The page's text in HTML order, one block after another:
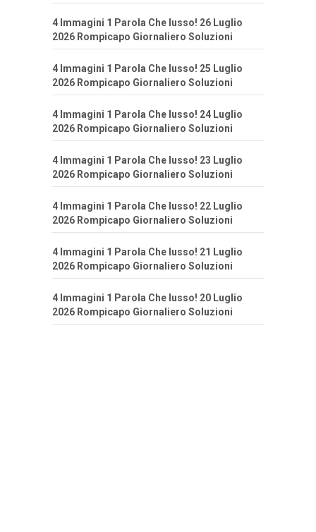
4 Immagini 1 Parola Che lusso! 26 Luglio
2026 Rompicapo Giornaliero Soluzioni
4 Immagini 1 Parola Che lusso! 25 Luglio
2026 Rompicapo Giornaliero Soluzioni
4 Immagini 1 Parola Che lusso! 24 Luglio
2026 Rompicapo Giornaliero Soluzioni
4 Immagini 1 Parola Che lusso! 23 Luglio
2026 Rompicapo Giornaliero Soluzioni
4 Immagini 1 Parola Che lusso! 22 Luglio
2026 Rompicapo Giornaliero Soluzioni
4 Immagini 1 Parola Che lusso! 21 Luglio
2026 Rompicapo Giornaliero Soluzioni
4 Immagini 1 Parola Che lusso! 20 Luglio
2026 Rompicapo Giornaliero Soluzioni